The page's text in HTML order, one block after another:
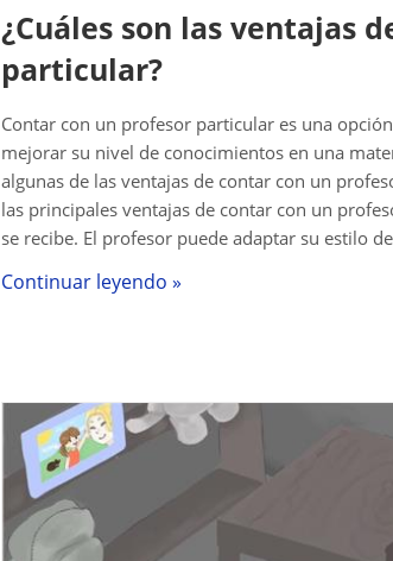
¿Cuáles son las ventajas
particular?
Contar con un profesor particular es una
mejorar su nivel de conocimientos en una
algunas de las ventajas de contar con un
las principales ventajas de contar con un
se recibe. El profesor puede adaptar su estilo
Continuar leyendo »